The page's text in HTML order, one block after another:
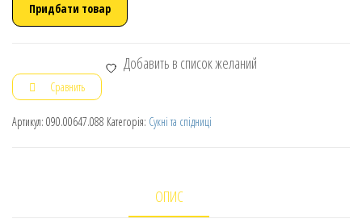
Придбати товар
Добавить в список желаний
Сравнить
Артикул: 090.00647.088 Категорія: Сукні та спідниці
ОПИС